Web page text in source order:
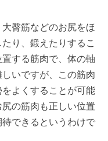
臀筋などのお尻をほ
り、鍛えたりするこ
する筋肉で、体の軸
いですが、この筋肉
よくすることが可能
の筋肉も正しい位置
できるというわけで